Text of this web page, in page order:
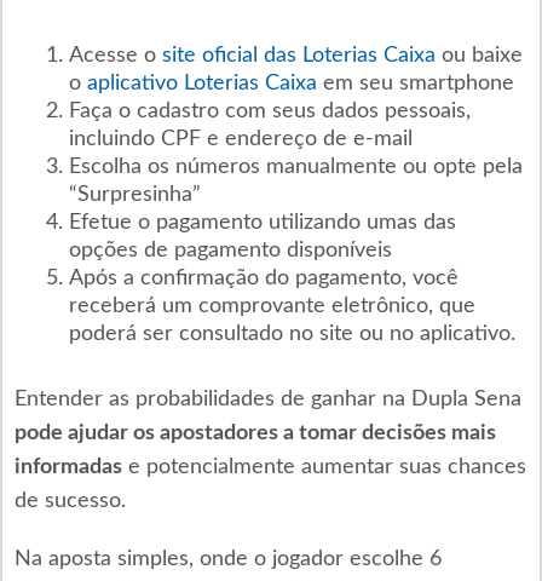
Acesse o site oficial das Loterias Caixa ou baixe
o aplicativo Loterias Caixa em seu smartphone
Faça o cadastro com seus dados pessoais,
incluindo CPF e endereço de e-mail
Escolha os números manualmente ou opte pela
“Surpresinha”
Efetue o pagamento utilizando umas das
opções de pagamento disponíveis
Após a confirmação do pagamento, você
receberá um comprovante eletrônico, que
poderá ser consultado no site ou no aplicativo.
Entender as probabilidades de ganhar na Dupla Sena
pode ajudar os apostadores a tomar decisões mais
informadase potencialmente aumentar suas chances
de sucesso.
Na aposta simples, onde o jogador escolhe 6